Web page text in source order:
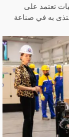
تعتمد على
به في صناعة